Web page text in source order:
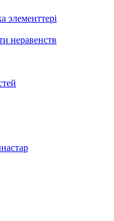
элементтері
неравенств